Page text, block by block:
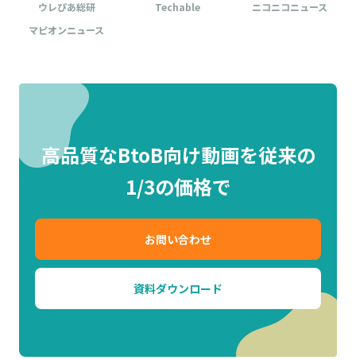
ウレぴあ総研 Techable
ニコニコニュース
マピオンニュース
高品質なBtoB向け動画を従来の
1/3の価格で
お問い合わせ
資料ダウンロード